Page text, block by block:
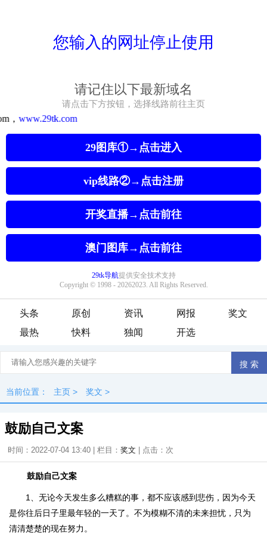
头条 原创 资讯 网报
奖文
最热
快料 独闻 开选
当前位置： 主页 > 奖文 >
鼓励自己文案
时间：2022-07-04 13:40 | 栏目： 奖文 | 点击： 次
鼓励自己文案
1、无论今天发生多么糟糕的事，都不应该感到悲伤，因为今天
是你往后日子里最年轻的一天了。不为模糊不清的未来担忧，只为
清清楚楚的现在努力。